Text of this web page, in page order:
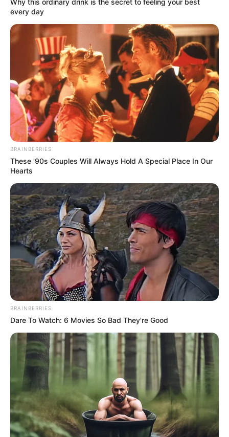
Why this ordinary drink is the secret to feeling your best
every day
BRAINBERRIES
These '90s Couples Will Always Hold A Special Place In Our
Hearts
BRAINBERRIES
Dare To Watch: 6 Movies So Bad They're Good